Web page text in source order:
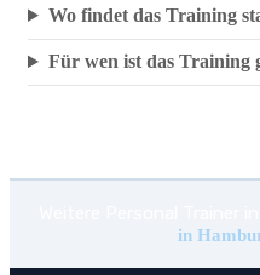
Wo findet das Training
Für wen ist das Training
in